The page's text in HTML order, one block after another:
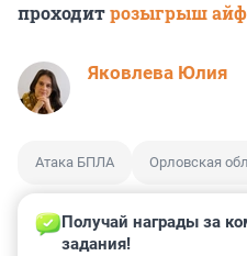
проходитрозыгрыш
Яковлева Юлия
Атака БПЛА Орловская
Получай награды за
задания!